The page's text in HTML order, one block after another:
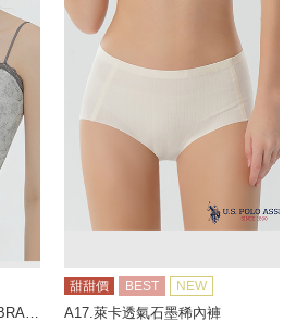
A18.薄荷涼感緹花織紋平口BRA背心
甜甜價 BEST NEW
A17.萊卡透氣石墨稀內褲